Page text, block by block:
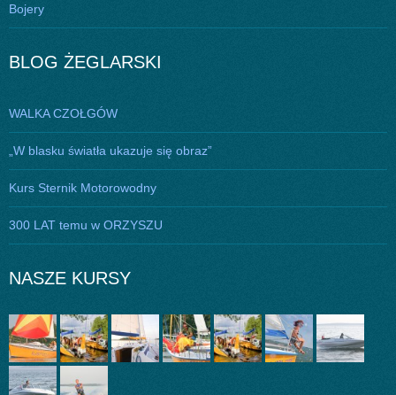
Bojery
BLOG ŻEGLARSKI
WALKA CZOŁGÓW
„W blasku światła ukazuje się obraz”
Kurs Sternik Motorowodny
300 LAT temu w ORZYSZU
NASZE KURSY